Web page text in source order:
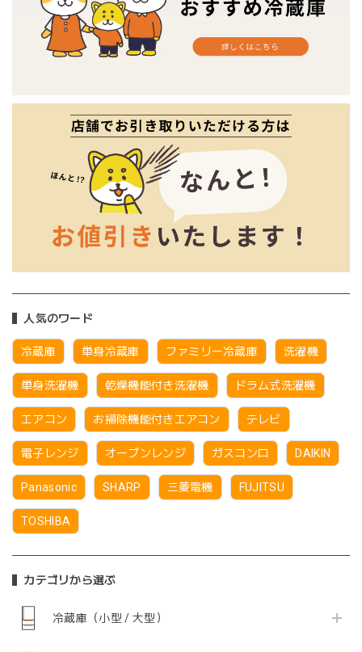
人気のワード
冷蔵庫 単身冷蔵庫 ファミリー冷蔵庫 洗濯機
単身洗濯機 乾燥機能付き洗濯機 ドラム式洗濯機
エアコン お掃除機能付きエアコン テレビ
電子レンジ オーブンレンジ ガスコンロ DAIKIN
Panasonic SHARP 三菱電機 FUJITSU
TOSHIBA
カテゴリから選ぶ
冷蔵庫（小型 / 大型）